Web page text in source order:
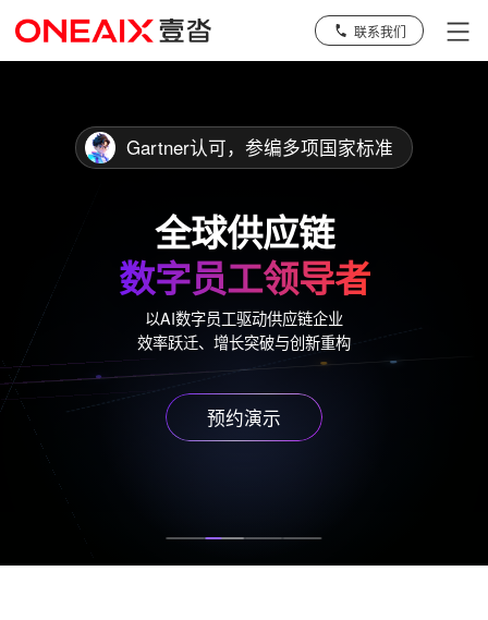
联系我们
Gartner认可，参编多项国家标准
全球供应链
数字员工领导者
以AI数字员工驱动供应链企业
效率跃迁、增长突破与创新重构
预约演示